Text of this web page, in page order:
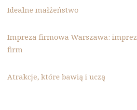
Idealne małżeństwo
Impreza firmowa Warszawa:
firm
Atrakcje, które bawią i uczą